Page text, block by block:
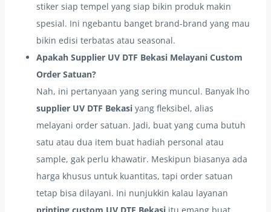
stiker siap tempel yang siap bikin produk makin
spesial. Ini ngebantu banget brand-brand yang mau
bikin edisi terbatas atau seasonal.
Apakah Supplier UV DTF Bekasi Melayani Custom
Order Satuan?
Nah, ini pertanyaan yang sering muncul. Banyak lho
supplier UV DTF Bekasi yang fleksibel, alias
melayani order satuan. Jadi, buat yang cuma butuh
satu atau dua item buat hadiah personal atau
sample, gak perlu khawatir. Meskipun biasanya ada
harga khusus untuk kuantitas, tapi order satuan
tetap bisa dilayani. Ini nunjukkin kalau layanan